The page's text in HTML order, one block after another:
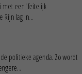
met een 'feitelijk
Rijn lag in...
politieke agenda. Zo wordt